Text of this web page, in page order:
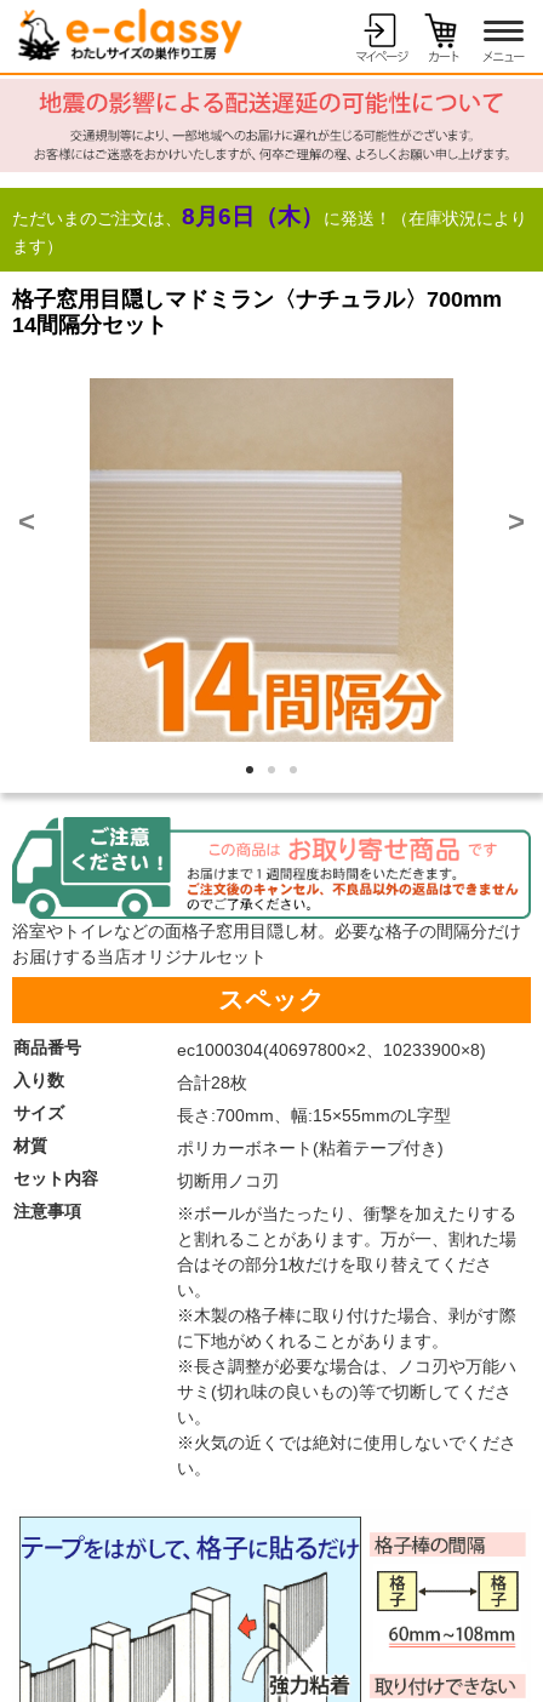
ただいまのご注文は、 8月6日（木）
に発送！（在庫状況により
ます）
格子窓用目隠しマドミラン〈ナチュラル〉700mm
14間隔分セット
< >
浴室やトイレなどの面格子窓用目隠し材。必要な格子の間隔分だけ
お届けする当店オリジナルセット
スペック
商品番号
ec1000304(40697800×2、10233900×8)
入り数
合計28枚
サイズ
長さ:700mm、幅:15×55mmのL字型
材質
ポリカーボネート(粘着テープ付き)
セット内容
切断用ノコ刃
注意事項
※ボールが当たったり、衝撃を加えたりする
と割れることがあります。万が一、割れた場
合はその部分1枚だけを取り替えてくださ
い。
※木製の格子棒に取り付けた場合、剥がす際
に下地がめくれることがあります。
※長さ調整が必要な場合は、ノコ刃や万能ハ
サミ(切れ味の良いもの)等で切断してくださ
い。
※火気の近くでは絶対に使用しないでくださ
い。